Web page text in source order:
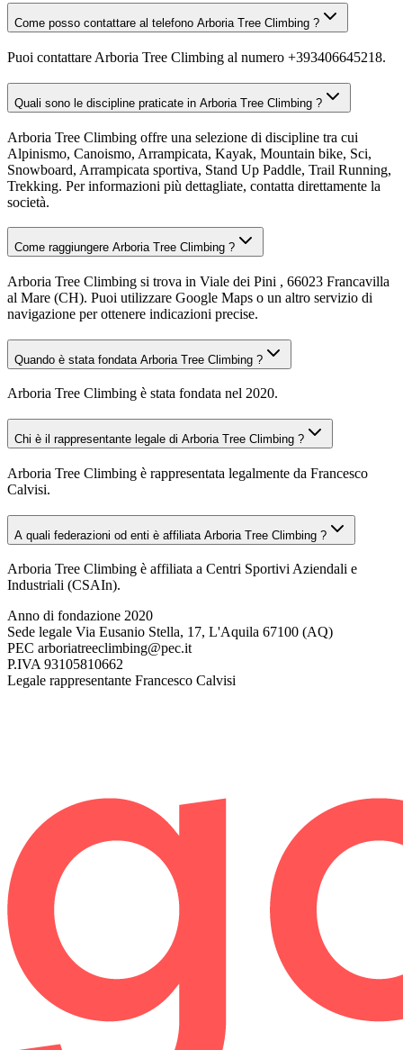
Come posso contattare al telefono Arboria Tree Climbing ?
Puoi contattare Arboria Tree Climbing al numero +393406645218.
Quali sono le discipline praticate in Arboria Tree Climbing ?
Arboria Tree Climbing offre una selezione di discipline tra cui
Alpinismo, Canoismo, Arrampicata, Kayak, Mountain bike, Sci,
Snowboard, Arrampicata sportiva, Stand Up Paddle, Trail Running,
Trekking. Per informazioni più dettagliate, contatta direttamente la
società.
Come raggiungere Arboria Tree Climbing ?
Arboria Tree Climbing si trova in Viale dei Pini , 66023 Francavilla
al Mare (CH). Puoi utilizzare Google Maps o un altro servizio di
navigazione per ottenere indicazioni precise.
Quando è stata fondata Arboria Tree Climbing ?
Arboria Tree Climbing è stata fondata nel 2020.
Chi è il rappresentante legale di Arboria Tree Climbing ?
Arboria Tree Climbing è rappresentata legalmente da Francesco
Calvisi.
A quali federazioni od enti è affiliata Arboria Tree Climbing ?
Arboria Tree Climbing è affiliata a Centri Sportivi Aziendali e
Industriali (CSAIn).
Anno di fondazione 2020
Sede legale Via Eusanio Stella, 17, L'Aquila 67100 (AQ)
PEC arboriatreeclimbing@pec.it
P.IVA 93105810662
Legale rappresentante Francesco Calvisi